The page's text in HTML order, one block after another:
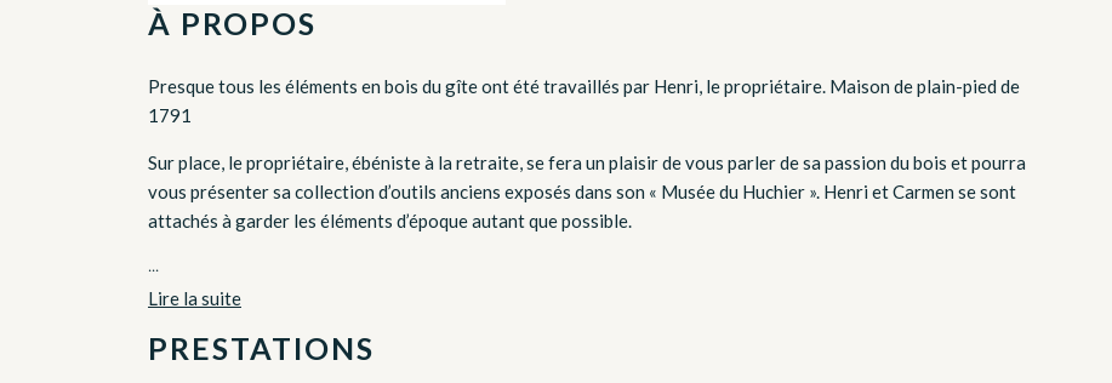
À PROPOS
Presque tous les éléments en bois du gîte ont été travaillés par Henri, le propriétaire. Maison de plain-pied de
1791
Sur place, le propriétaire, ébéniste à la retraite, se fera un plaisir de vous parler de sa passion du bois et pourra
vous présenter sa collection d’outils anciens exposés dans son « Musée du Huchier ». Henri et Carmen se sont
attachés à garder les éléments d’époque autant que possible.
Lire la suite
PRESTATIONS